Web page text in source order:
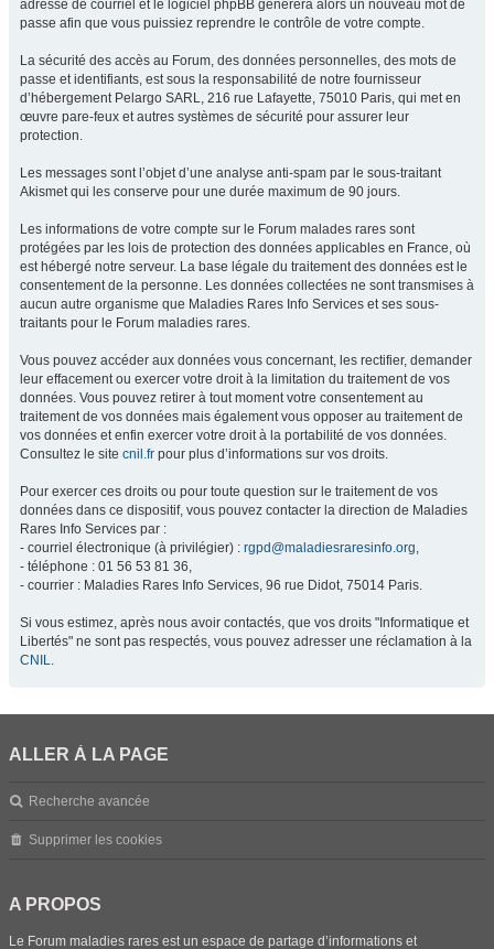
adresse de courriel et le logiciel phpBB générera alors un nouveau mot de
passe afin que vous puissiez reprendre le contrôle de votre compte.
La sécurité des accès au Forum, des données personnelles, des mots de
passe et identifiants, est sous la responsabilité de notre fournisseur
d’hébergement Pelargo SARL, 216 rue Lafayette, 75010 Paris, qui met en
œuvre pare-feux et autres systèmes de sécurité pour assurer leur
protection.
Les messages sont l’objet d’une analyse anti-spam par le sous-traitant
Akismet qui les conserve pour une durée maximum de 90 jours.
Les informations de votre compte sur le Forum malades rares sont
protégées par les lois de protection des données applicables en France, où
est hébergé notre serveur. La base légale du traitement des données est le
consentement de la personne. Les données collectées ne sont transmises à
aucun autre organisme que Maladies Rares Info Services et ses sous-
traitants pour le Forum maladies rares.
Vous pouvez accéder aux données vous concernant, les rectifier, demander
leur effacement ou exercer votre droit à la limitation du traitement de vos
données. Vous pouvez retirer à tout moment votre consentement au
traitement de vos données mais également vous opposer au traitement de
vos données et enfin exercer votre droit à la portabilité de vos données.
Consultez le site cnil.fr pour plus d’informations sur vos droits.
Pour exercer ces droits ou pour toute question sur le traitement de vos
données dans ce dispositif, vous pouvez contacter la direction de Maladies
Rares Info Services par :
- courriel électronique (à privilégier) : rgpd@maladiesraresinfo.org,
- téléphone : 01 56 53 81 36,
- courrier : Maladies Rares Info Services, 96 rue Didot, 75014 Paris.
Si vous estimez, après nous avoir contactés, que vos droits "Informatique et
Libertés" ne sont pas respectés, vous pouvez adresser une réclamation à la
CNIL.
ALLER À LA PAGE
Recherche avancée
Supprimer les cookies
A PROPOS
Le Forum maladies rares est un espace de partage d’informations et